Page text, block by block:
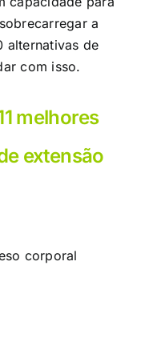
a
alternativas de
com isso.
melhores
extensão
corporal